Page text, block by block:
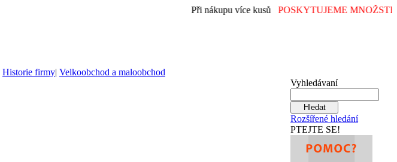
Při nákupu více kusůPOSKYTUJEME
Historie firmy| Velkoobchod a maloobchod
Vyhledávaní
Rozšířené hledání
PTEJTE SE!